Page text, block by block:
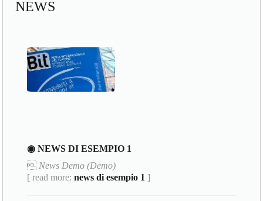
NEWS
◉ NEWS DI ESEMPIO 1
 News Demo (Demo)
[ read more:news di esempio 1 ]